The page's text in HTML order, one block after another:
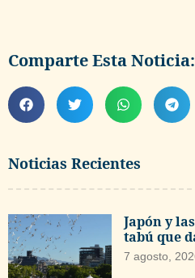
Noticias Recientes
Japón y
tabú que
7 agosto,
Comparte Esta Noticia: